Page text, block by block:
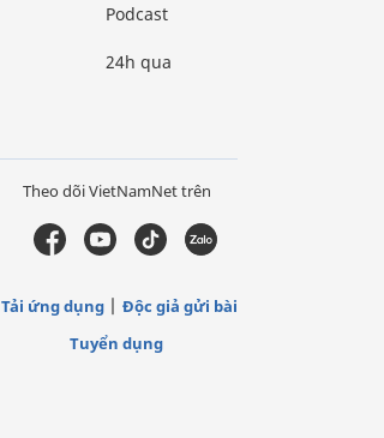
Podcast
24h qua
Theo dõi VietNamNet trên
Tải ứng dụng
Độc giả gửi bài
Tuyển dụng